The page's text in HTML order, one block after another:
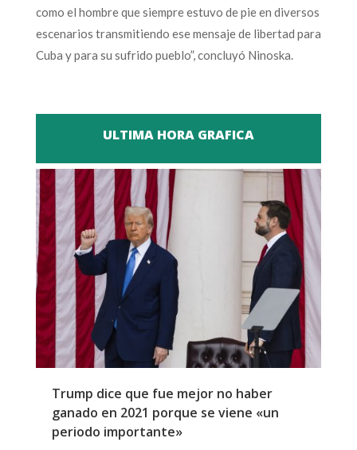
como el hombre que siempre estuvo de pie en diversos
escenarios transmitiendo ese mensaje de libertad para
Cuba y para su sufrido pueblo”, concluyó Ninoska.
ULTIMA HORA GRAFICA
Trump dice que fue mejor no haber
ganado en 2021 porque se viene «un
periodo importante»